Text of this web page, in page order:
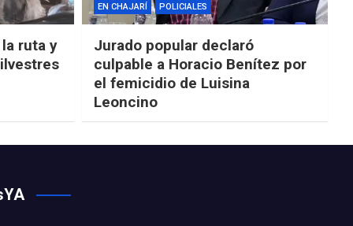
ruta y
EN CHAJARÍ POLICIALES
Jurado popular declaró
culpable a Horacio Benítez por
el femicidio de Luisina
Leoncino